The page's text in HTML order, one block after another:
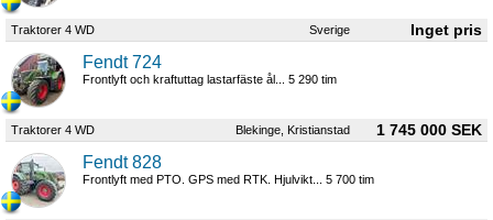
Traktorer 4 WD Sverige
Fendt 724
Frontlyft och kraftuttag lastarfäste ål... 5 290 tim
Traktorer 4 WD Blekinge, Kristianstad 1 745 000 SEK
Fendt 828
Frontlyft med PTO. GPS med RTK. Hjulvikt... 5 700 tim